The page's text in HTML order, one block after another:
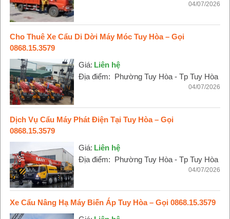
04/07/2026
Cho Thuê Xe Cẩu Di Dời Máy Móc Tuy Hòa – Gọi
0868.15.3579
Giá: Liên hệ
Địa điểm: Phường Tuy Hòa - Tp Tuy Hòa
04/07/2026
Dịch Vụ Cẩu Máy Phát Điện Tại Tuy Hòa – Gọi
0868.15.3579
Giá: Liên hệ
Địa điểm: Phường Tuy Hòa - Tp Tuy Hòa
04/07/2026
Xe Cẩu Nâng Hạ Máy Biến Áp Tuy Hòa – Gọi 0868.15.3579